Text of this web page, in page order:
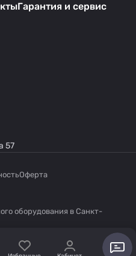
Гарантия и сервис
57
Оферта
оборудования в Санкт-